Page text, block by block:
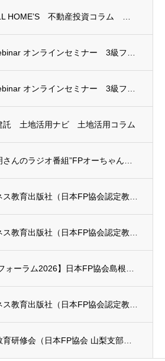
託 土地活用ナビ 土地活用コラム